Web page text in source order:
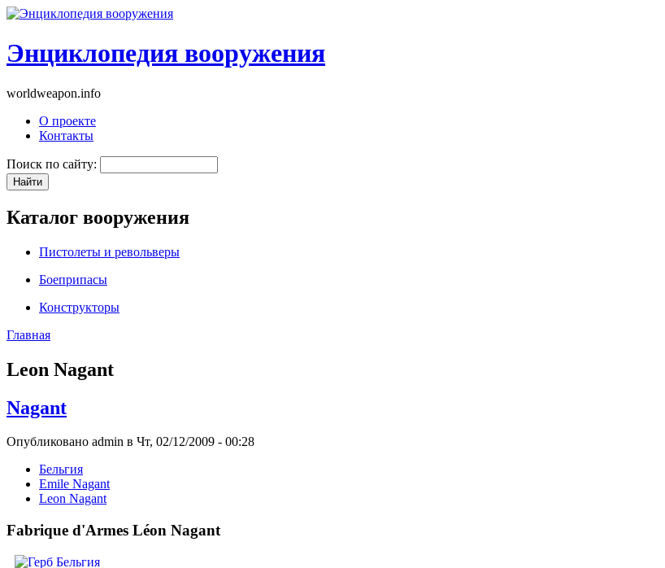
Энциклопедия вооружения
worldweapon.info
О проекте
Контакты
Поиск по сайту:
Каталог вооружения
Пистолеты и револьверы
Боеприпасы
Конструкторы
Главная
Leon Nagant
Nagant
Опубликовано admin в Чт, 02/12/2009 - 00:28
Бельгия
Emile Nagant
Leon Nagant
Fabrique d'Armes Léon Nagant